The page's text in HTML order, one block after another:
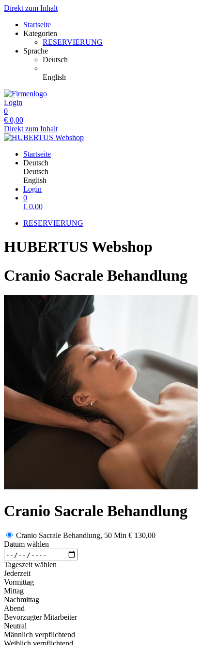
Direkt zum Inhalt
Startseite
Kategorien
RESERVIERUNG
Sprache
Deutsch
English
Login
0
€ 0,00
Direkt zum Inhalt
Startseite
Deutsch
Deutsch
English
Login
0
€ 0,00
RESERVIERUNG
HUBERTUS Webshop
Cranio Sacrale Behandlung
Cranio Sacrale Behandlung
Cranio Sacrale Behandlung, 50 Min € 130,00
Datum wählen
Tageszeit wählen
Jederzeit
Vormittag
Mittag
Nachmittag
Abend
Bevorzugter Mitarbeiter
Neutral
Männlich verpflichtend